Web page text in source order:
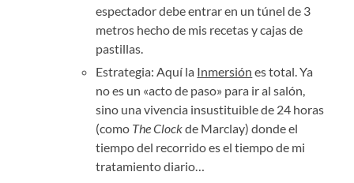
espectador debe entrar en un túnel de 3
metros hecho de mis recetas y cajas de
pastillas.
Estrategia: Aquí la Inmersión es total. Ya
no es un «acto de paso» para ir al salón,
sino una vivencia insustituible de 24 horas
(como The Clockde Marclay) donde el
tiempo del recorrido es el tiempo de mi
tratamiento diario…